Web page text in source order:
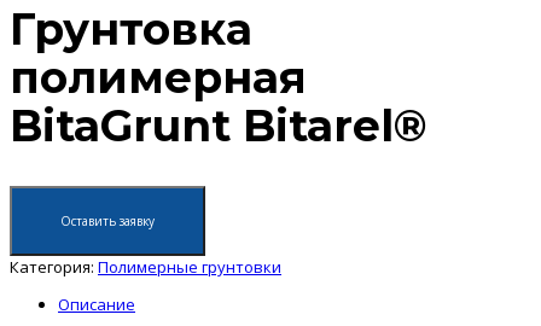
Грунтовка
полимерная
BitaGrunt Bitarel®
Оставить заявку
Категория: Полимерные грунтовки
Описание